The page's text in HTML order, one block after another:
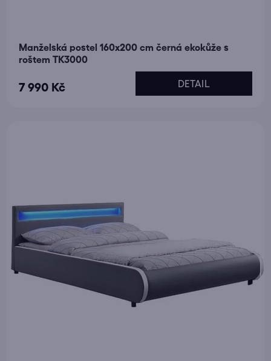
Manželská postel 160x200 cm černá ekokůže s
roštem TK3000
7 990 Kč DETAIL